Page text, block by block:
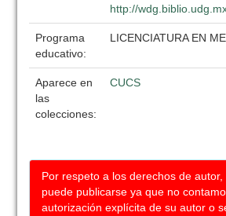
http://
Programa
educativo:
LICENCIATURA EN
Aparece en
las
colecciones:
CUCS
Por respeto a los derechos de
puede publicarse ya que no
autorización explícita de su autor o